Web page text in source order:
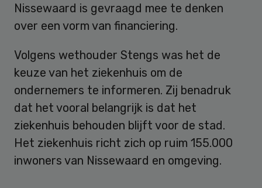
Nissewaard is gevraagd mee te denken
over een vorm van financiering.
Volgens wethouder Stengs was het de
keuze van het ziekenhuis om de
ondernemers te informeren. Zij benadruk
dat het vooral belangrijk is dat het
ziekenhuis behouden blijft voor de stad.
Het ziekenhuis richt zich op ruim 155.000
inwoners van Nissewaard en omgeving.